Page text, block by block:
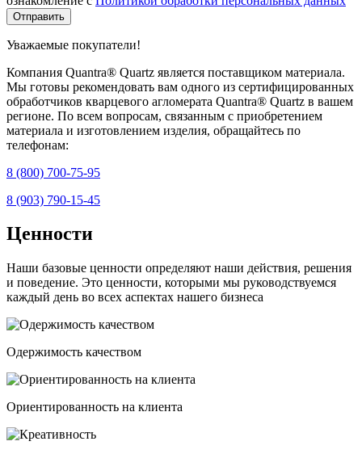
Уважаемые покупатели!
Компания Quantra® Quartz является поставщиком материала.
Мы готовы рекомендовать вам одного из сертифицированных
обработчиков кварцевого агломерата Quantra® Quartz в вашем
регионе. По всем вопросам, связанным с приобретением
материала и изготовлением изделия, обращайтесь по
телефонам:
8 (800) 700-75-95
8 (903) 790-15-45
Ценности
Наши базовые ценности определяют наши действия, решения
и поведение. Это ценности, которыми мы руководствуемся
каждый день во всех аспектах нашего бизнеса
Одержимость качеством
Ориентированность на клиента